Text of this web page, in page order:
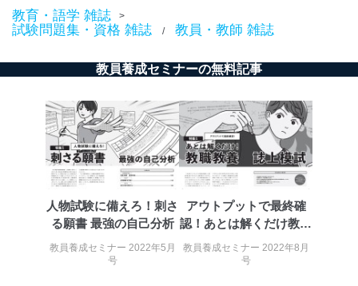
3
当社カスタマーQ＆
Aサービス利用者
ｅメール等による商品、サービ
るご案内のため
個人情報
5
当社の従業者の個
人情報
人事、総務などの雇用管理等のた
め
6
パートナー（提携
企業）からの委託
により当社の
等をご利用の方の
個人情報
購入商品配送のため
提携企業及びお客様がご購入され
た商品の発売元企業からのｅメー
サービス、キャンペーン等の広告
に関するご案内のため
よびその分析のため
お問い合わせ対応、トラブル対
教育・語学 雑誌 >
試験問題集・資格 雑誌 / 教員・教師 雑誌
教員養成セミナーの無料記事
人物試験に備えろ！刺さ
る願書 最強の自己分析
教員養成セミナー 2022年5月
号
アウトプットで最終確
認！あとは解くだけ教職
教養誌上模試
教員養成セミナー 2022年8月
号